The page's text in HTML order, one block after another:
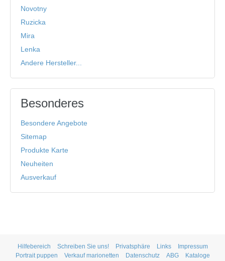
Novotny
Ruzicka
Mira
Lenka
Andere Hersteller...
Besonderes
Besondere Angebote
Sitemap
Produkte Karte
Neuheiten
Ausverkauf
Hilfebereich Schreiben Sie uns! Privatsphäre Links
Impressum
Portrait puppen
Verkauf marionetten Datenschutz ABG Kataloge